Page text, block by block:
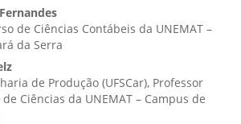
de Ciências Contábeis da UNEMAT –
da Serra
de Produção (UFSCar), Professor
Ciências da UNEMAT – Campus de